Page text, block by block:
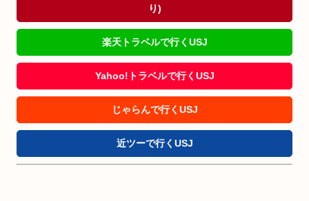
り)
楽天トラベルで行くUSJ
Yahoo!トラベルで行くUSJ
じゃらんで行くUSJ
近ツーで行くUSJ